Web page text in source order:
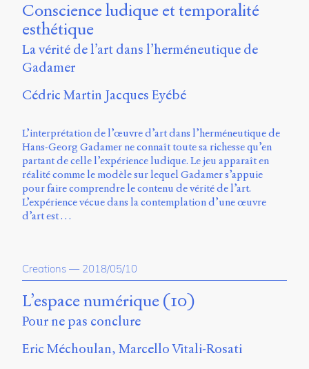
Moyne
Longueuil
(QC)
J4K
0B7
3272
Sens
public
0.1
(2020/03)
Jannon
de
Storm
Type
Foundry
Muli
Conscience ludique et temporalité
esthétique
La vérité de l’art dans l’herméneutique de
Gadamer
Cédric Martin Jacques Eyébé
L’interprétation de l’œuvre d’art dans l’herméneutique de
Hans-Georg Gadamer ne connaît toute sa richesse qu’en
partant de celle l’expérience ludique. Le jeu apparaît en
réalité comme le modèle sur lequel Gadamer s’appuie
pour faire comprendre le contenu de vérité de l’art.
L’expérience vécue dans la contemplation d’une œuvre
d’art est …
Creations — 2018/05/10
L’espace numérique (10)
Pour ne pas conclure
Eric Méchoulan Marcello Vitali-Rosati